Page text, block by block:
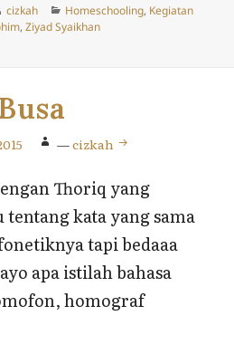
Author
cizkah Categories
Homeschooling, Kegiatan
,Ziyad Syaikhan
Masak Secara Bertahap
—cizkah
Thoriq yang
kata yang sama
tapi bedaaa
apa istilah bahasa
homograf